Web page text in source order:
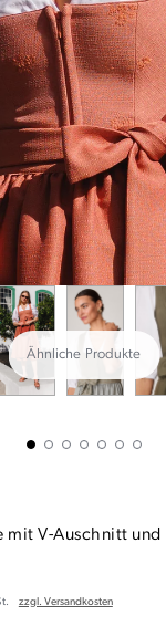
Ähnliche Produkte
V-Auschnitt und
zzgl. Versandkosten